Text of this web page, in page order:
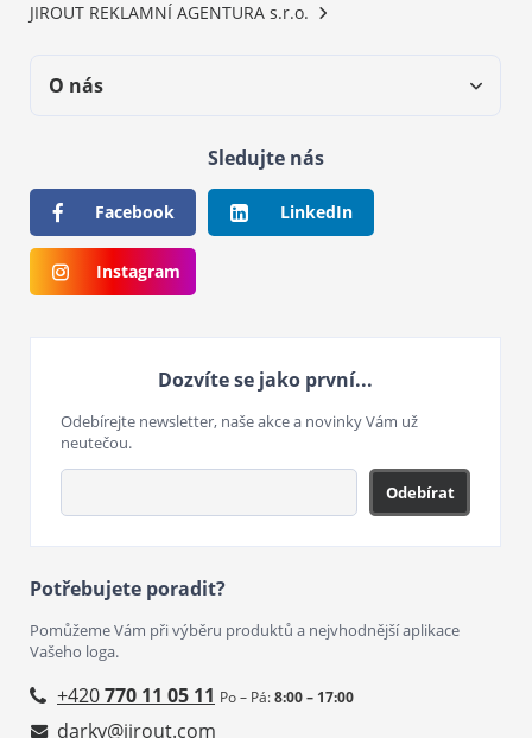
JIROUT REKLAMNÍ AGENTURA s.r.o.
O nás
Sledujte nás
Facebook LinkedIn
Instagram
Dozvíte se jako první...
Odebírejte newsletter, naše akce a novinky Vám už
neutečou.
Odebírat
Potřebujete poradit?
Pomůžeme Vám při výběru produktů a nejvhodnější aplikace
Vašeho loga.
+420770 11 05 11 Po – Pá:8:00 – 17:00
darky@jirout.com